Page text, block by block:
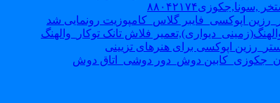
اپوکسی_فایبر گلاس_کامپوزیت رونمایی شد
فلاش تانک توکار_والهنگ
اپوکسی برای هنرهای تزیینی
دوش_دور دوشی_اتاق دوش